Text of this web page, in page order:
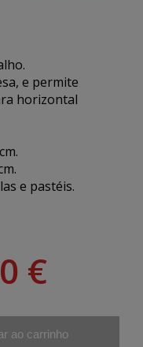
e permite
horizontal
e pastéis.
€
ao carrinho